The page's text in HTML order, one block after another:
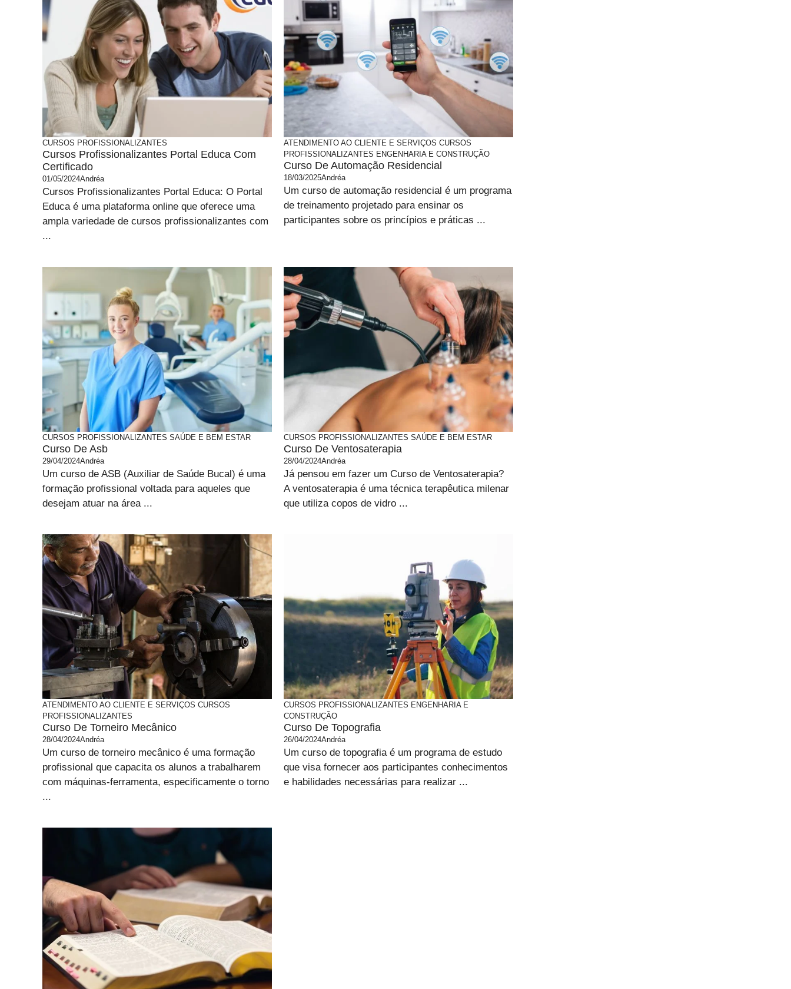
CURSOS PROFISSIONALIZANTES
Cursos Profissionalizantes Portal Educa Com
Certificado
01/05/2024Andréa
Cursos Profissionalizantes Portal Educa: O Portal
Educa é uma plataforma online que oferece uma
ampla variedade de cursos profissionalizantes com
...
ATENDIMENTO AO CLIENTE E SERVIÇOS CURSOS
PROFISSIONALIZANTES ENGENHARIA E CONSTRUÇÃO
Curso De Automação Residencial
18/03/2025Andréa
Um curso de automação residencial é um programa
de treinamento projetado para ensinar os
participantes sobre os princípios e práticas ...
CURSOS PROFISSIONALIZANTES SAÚDE E BEM ESTAR
Curso De Asb
29/04/2024Andréa
Um curso de ASB (Auxiliar de Saúde Bucal) é uma
formação profissional voltada para aqueles que
desejam atuar na área ...
CURSOS PROFISSIONALIZANTES SAÚDE E BEM ESTAR
Curso De Ventosaterapia
28/04/2024Andréa
Já pensou em fazer um Curso de Ventosaterapia?
A ventosaterapia é uma técnica terapêutica milenar
que utiliza copos de vidro ...
ATENDIMENTO AO CLIENTE E SERVIÇOS CURSOS
PROFISSIONALIZANTES
Curso De Torneiro Mecânico
28/04/2024Andréa
Um curso de torneiro mecânico é uma formação
profissional que capacita os alunos a trabalharem
com máquinas-ferramenta, especificamente o torno
...
CURSOS PROFISSIONALIZANTES ENGENHARIA E
CONSTRUÇÃO
Curso De Topografia
26/04/2024Andréa
Um curso de topografia é um programa de estudo
que visa fornecer aos participantes conhecimentos
e habilidades necessárias para realizar ...